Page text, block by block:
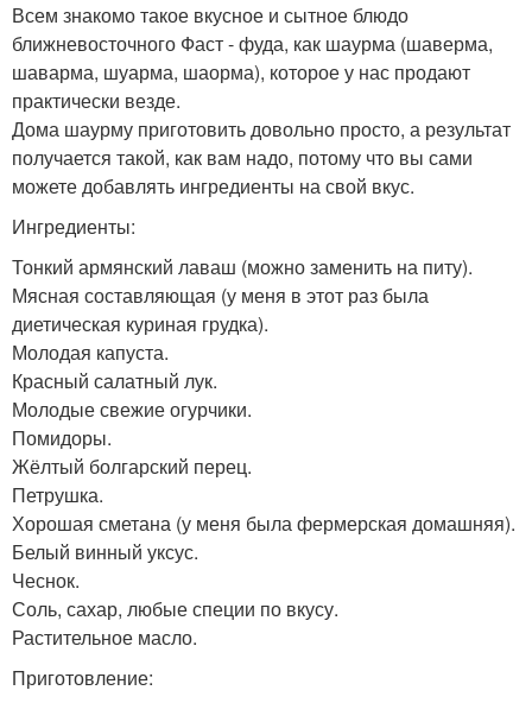
Всем знакомо такое вкусное и сытное блюдо
ближневосточного Фаст - фуда, как шаурма (шаверма,
шаварма, шуарма, шаорма), которое у нас продают
практически везде.
Дома шаурму приготовить довольно просто, а результат
получается такой, как вам надо, потому что вы сами
можете добавлять ингредиенты на свой вкус.
Ингредиенты:
Тонкий армянский лаваш (можно заменить на питу).
Мясная составляющая (у меня в этот раз была
диетическая куриная грудка).
Молодая капуста.
Красный салатный лук.
Молодые свежие огурчики.
Помидоры.
Жёлтый болгарский перец.
Петрушка.
Хорошая сметана (у меня была фермерская домашняя).
Белый винный уксус.
Чеснок.
Соль, сахар, любые специи по вкусу.
Растительное масло.
Приготовление: